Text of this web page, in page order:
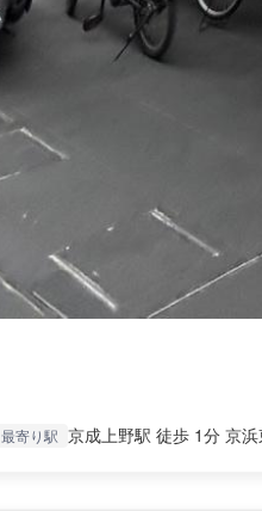
最寄り駅 京成上野駅 徒歩 1分 京